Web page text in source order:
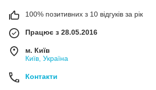
100% позитивних з 10 відгуків за рік
Працює з 28.05.2016
м. Київ
Київ, Україна
Контакти